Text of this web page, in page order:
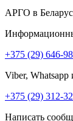
АРГО в
+375 (29) 646-
Viber, Whatsapp
+375 (29) 312-
Написать